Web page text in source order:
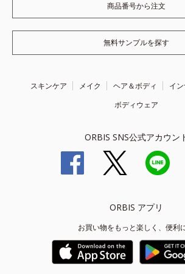
商品番号から注文
無料サンプルを探す
スキンケア メイク ヘア＆ボディ
イ
ボディウェア
ORBIS SNS公式アカウン
ORBIS アプリ
お買い物をもっと楽しく、便利